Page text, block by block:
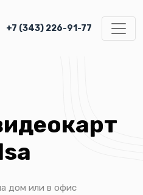
+7 (343) 226-91-77
дом или в офис